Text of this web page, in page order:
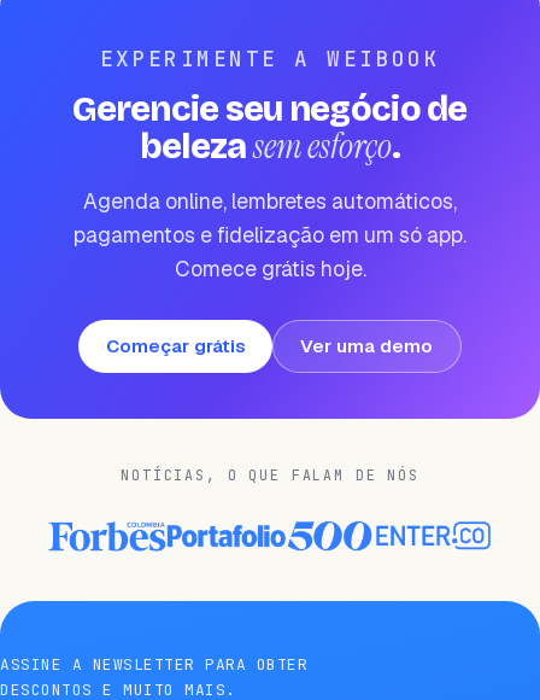
EXPERIMENTE A WEIBOOK
Gerencie seu negócio de
belezasem esforço.
Agenda online, lembretes automáticos,
pagamentos e fidelização em um só app.
Comece grátis hoje.
Começar grátis Ver uma demo
NOTÍCIAS, O QUE FALAM DE NÓS
ASSINE A NEWSLETTER PARA OBTER
DESCONTOS E MUITO MAIS.